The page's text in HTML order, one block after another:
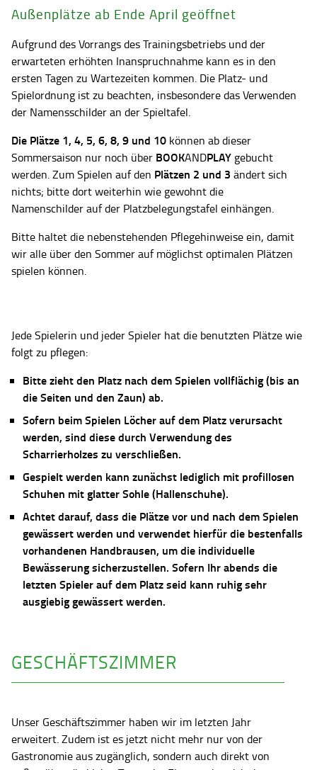
Außenplätze ab Ende April geöffnet
Aufgrund des Vorrangs des Trainingsbetriebs und der
erwarteten erhöhten Inanspruchnahme kann es in den
ersten Tagen zu Wartezeiten kommen. Die Platz- und
Spielordnung ist zu beachten, insbesondere das Verwenden
der Namensschilder an der Spieltafel.
Die Plätze 1, 4, 5, 6, 8, 9 und 10 können ab dieser
Sommersaison nur noch über BOOKANDPLAY gebucht
werden. Zum Spielen auf den Plätzen 2 und 3 ändert sich
nichts; bitte dort weiterhin wie gewohnt die
Namenschilder auf der Platzbelegungstafel einhängen.
Bitte haltet die nebenstehenden Pflegehinweise ein, damit
wir alle über den Sommer auf möglichst optimalen Plätzen
spielen können.
Jede Spielerin und jeder Spieler hat die benutzten Plätze wie
folgt zu pflegen:
Bitte zieht den Platz nach dem Spielen vollflächig (bis an
die Seiten und den Zaun) ab.
Sofern beim Spielen Löcher auf dem Platz verursacht
werden, sind diese durch Verwendung des
Scharrierholzes zu verschließen.
Gespielt werden kann zunächst lediglich mit profillosen
Schuhen mit glatter Sohle (Hallenschuhe).
Achtet darauf, dass die Plätze vor und nach dem Spielen
gewässert werden und verwendet hierfür die bestenfalls
vorhandenen Handbrausen, um die individuelle
Bewässerung sicherzustellen. Sofern Ihr abends die
letzten Spieler auf dem Platz seid kann ruhig sehr
ausgiebig gewässert werden.
GESCHÄFTSZIMMER
Unser Geschäftszimmer haben wir im letzten Jahr
erweitert. Zudem ist es jetzt nicht mehr nur von der
Gastronomie aus zugänglich, sondern auch direkt von